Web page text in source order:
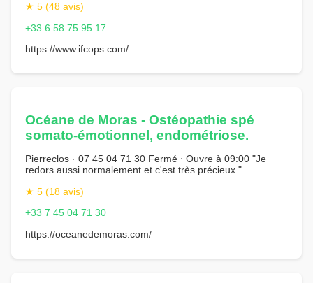
★ 5 (48 avis)
+33 6 58 75 95 17
https://www.ifcops.com/
Océane de Moras - Ostéopathie spé
somato-émotionnel, endométriose.
Pierreclos · 07 45 04 71 30 Fermé ⋅ Ouvre à 09:00 "Je
redors aussi normalement et c'est très précieux."
★ 5 (18 avis)
+33 7 45 04 71 30
https://oceanedemoras.com/